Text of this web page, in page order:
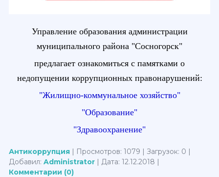
Управление образования администрации
муниципального района "Сосногорск"
предлагает ознакомиться с памятками о
недопущении коррупционных правонарушений:
"Жилищно-коммунальное хозяйство"
"Образование"
"Здравоохранение"
Антикоррупция | Просмотров: 1079 | Загрузок: 0 |
Добавил: Administrator | Дата: 12.12.2018 |
Комментарии (0)